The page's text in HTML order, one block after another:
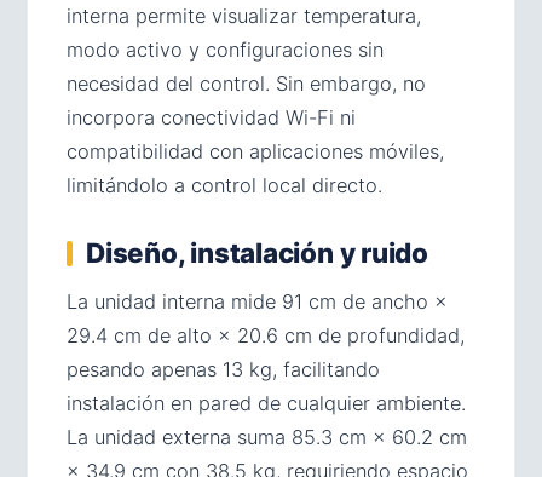
interna permite visualizar temperatura,
modo activo y configuraciones sin
necesidad del control. Sin embargo, no
incorpora conectividad Wi-Fi ni
compatibilidad con aplicaciones móviles,
limitándolo a control local directo.
Diseño, instalación y ruido
La unidad interna mide 91 cm de ancho ×
29.4 cm de alto × 20.6 cm de profundidad,
pesando apenas 13 kg, facilitando
instalación en pared de cualquier ambiente.
La unidad externa suma 85.3 cm × 60.2 cm
× 34.9 cm con 38.5 kg, requiriendo espacio